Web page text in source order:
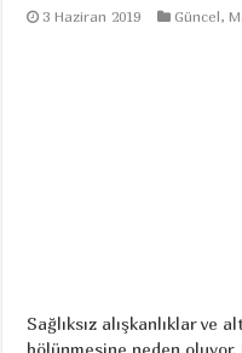
3 Haziran 2019 Güncel,
Sağlıksız alışkanlıklar ve
bölünmesine neden